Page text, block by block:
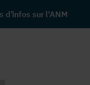
d'infos sur l'ANM